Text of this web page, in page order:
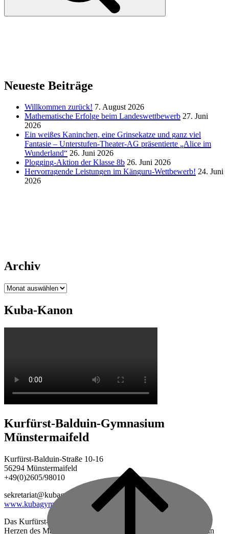
Neueste Beiträge
Willkommen zurück! 7. August 2026
Mathematische Erfolge beim Landeswettbewerb 27. Juni
2026
Ein weißes Kaninchen, eine Grinsekatze und ganz viel
Fantasie – Unterstufen-Theater-AG präsentierte „Alice im
Wunderland“ 26. Juni 2026
Plogging-Aktion der Klasse 8b 26. Juni 2026
Hervorragende Leistungen im Känguru-Wettbewerb! 24. Juni
2026
Archiv
Archiv
Kuba-Kanon
top
Kurfürst-Balduin-Gymnasium
Münstermaifeld
Kurfürst-Balduin-Straße 10-16
56294 Münstermaifeld
+49(0)2605/98010
sekretariat@kubagym.de
www.kubagym.org
Das Kurfürst-Balduin-Gymnasium ist eine vierzügige Schule im
Herzen des Maifeldes, zwischen Mayen und Koblenz gelegen, in